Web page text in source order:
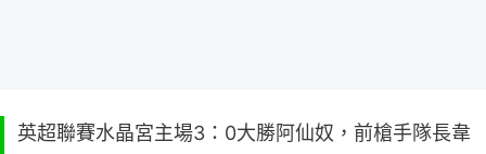
英超聯賽水晶宮主場3：0大勝阿仙奴，前槍手隊長韋